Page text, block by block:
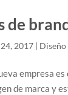
de
2017 |
empresa
de marca y